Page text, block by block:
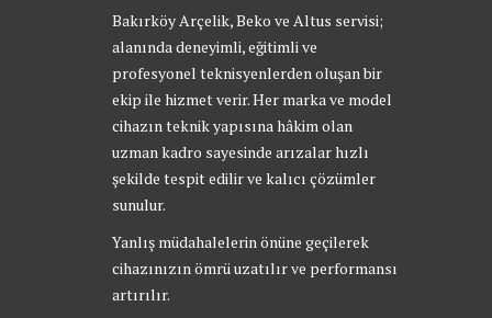
Bakırköy Arçelik, Beko ve Altus servisi;
alanında deneyimli, eğitimli ve
profesyonel teknisyenlerden oluşan bir
ekip ile hizmet verir. Her marka ve model
cihazın teknik yapısına hâkim olan
uzman kadro sayesinde arızalar hızlı
şekilde tespit edilir ve kalıcı çözümler
sunulur.
Yanlış müdahalelerin önüne geçilerek
cihazınızın ömrü uzatılır ve performansı
artırılır.